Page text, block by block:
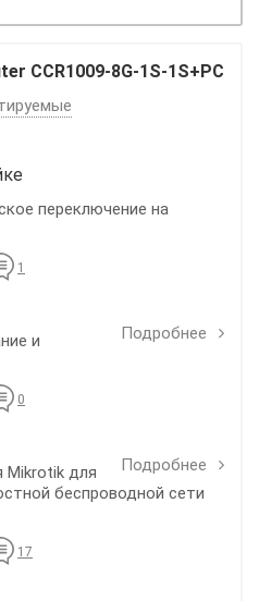
CCR1009-8G-1S-1S+PC
переключение на
1
Подробнее
и
0
Подробнее
Mikrotik для
беспроводной сети
17